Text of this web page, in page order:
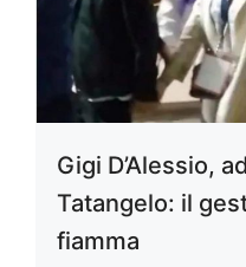
Gigi D’Alessio,
Tatangelo: il
fiamma